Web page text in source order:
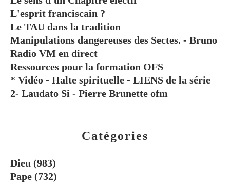
Catégories
Dieu (983)
Pape (732)
L'esprit franciscain ?
Le TAU dans la tradition
Manipulations dangereuses des Sectes. - Bruno
Radio VM en direct
Ressources pour la formation OFS
* Vidéo - Halte spirituelle - LIENS de la série
2- Laudato Si - Pierre Brunette ofm